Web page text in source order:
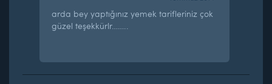
arda bey yaptığınız yemek tarifleriniz çok
güzel teşekkürlr……..